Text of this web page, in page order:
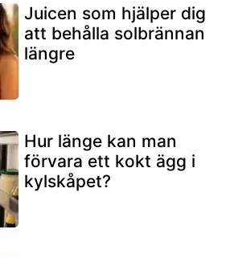
Juicen som hjälper dig
att behålla solbrännan
längre
Hur länge kan man
förvara ett kokt ägg i
kylskåpet?